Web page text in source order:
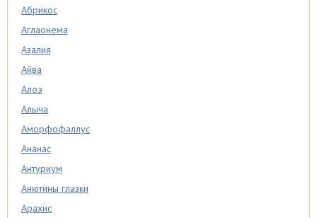
Абрикос
Аглаонема
Азалия
Айва
Алоэ
Алыча
Аморфофаллус
Ананас
Антуриум
Анютины глазки
Арахис